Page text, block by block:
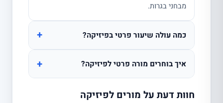
מבחני בגרות.
כמה עולה שיעור פרטי בפיזיקה? +
איך בוחרים מורה פרטי לפיזיקה? +
חוות דעת על מורים לפיזיקה